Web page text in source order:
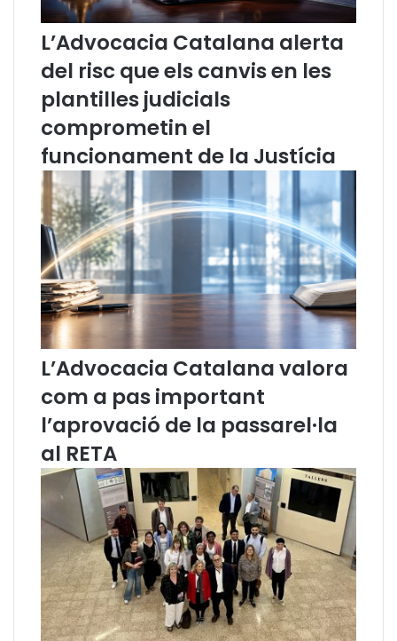
è
n
c
i
a
a
r
i
f
i
c
i
a
l
i
r
i
s
c
e
d
s
n
a
c
i
i
l
t
c
l
·
e
c
t
i
a
”
e
r
p
g
r
a
r
a
t
L’Advocacia Catalana alerta
del risc que els canvis en les
plantilles judicials
comprometin el
funcionament de la Justícia
L’Advocacia Catalana valora
com a pas important
l’aprovació de la passarel·la
al RETA